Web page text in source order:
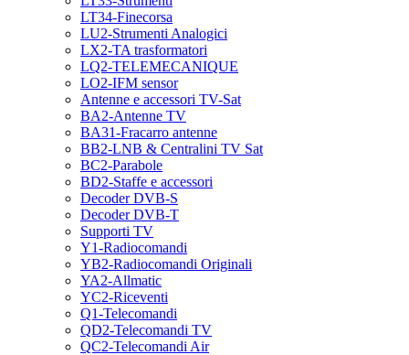
LT34-Finecorsa
LU2-Strumenti Analogici
LX2-TA trasformatori
LQ2-TELEMECANIQUE
LO2-IFM sensor
Antenne e accessori TV-Sat
BA2-Antenne TV
BA31-Fracarro antenne
BB2-LNB & Centralini TV Sat
BC2-Parabole
BD2-Staffe e accessori
Decoder DVB-S
Decoder DVB-T
Supporti TV
Y1-Radiocomandi
YB2-Radiocomandi Originali
YA2-Allmatic
YC2-Riceventi
Q1-Telecomandi
QD2-Telecomandi TV
QC2-Telecomandi Air